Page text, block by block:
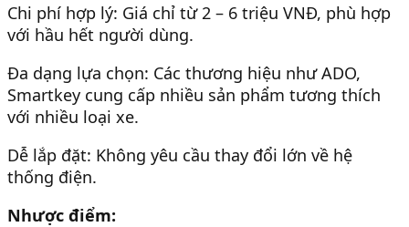
Chi phí hợp lý: Giá chỉ từ 2 – 6 triệu VNĐ, phù hợp
với hầu hết người dùng.
Đa dạng lựa chọn: Các thương hiệu như ADO,
Smartkey cung cấp nhiều sản phẩm tương thích
với nhiều loại xe.
Dễ lắp đặt: Không yêu cầu thay đổi lớn về hệ
thống điện.
Nhược điểm: